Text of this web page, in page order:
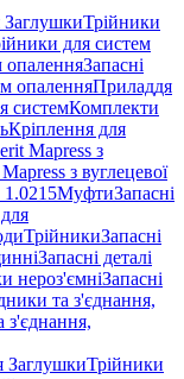
ЗаглушкиТрійники
для систем
опаленняЗапасні
опаленняПриладдя
системКомплекти
Кріплення для
Mapress з
з вуглецевої
МуфтиЗапасні
ТрійникиЗапасні
Запасні деталі
нероз'ємніЗапасні
та з'єднання,
з'єднання,
ЗаглушкиТрійники